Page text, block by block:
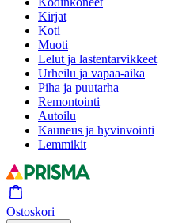
Kirjat
Koti
Muoti
Lelut ja lastentarvikkeet
Urheilu ja vapaa-aika
Piha ja puutarha
Remontointi
Autoilu
Kauneus ja hyvinvointi
Lemmikit
Ostoskori